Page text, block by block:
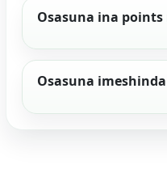
Osasuna ina points
Osasuna